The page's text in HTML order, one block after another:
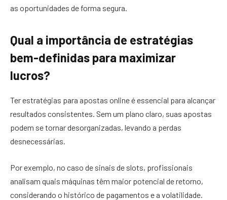
as oportunidades de forma segura.
Qual a importância de estratégias
bem-definidas para maximizar
lucros?
Ter estratégias para apostas online é essencial para alcançar
resultados consistentes. Sem um plano claro, suas apostas
podem se tornar desorganizadas, levando a perdas
desnecessárias.
Por exemplo, no caso de sinais de slots, profissionais
analisam quais máquinas têm maior potencial de retorno,
considerando o histórico de pagamentos e a volatilidade.